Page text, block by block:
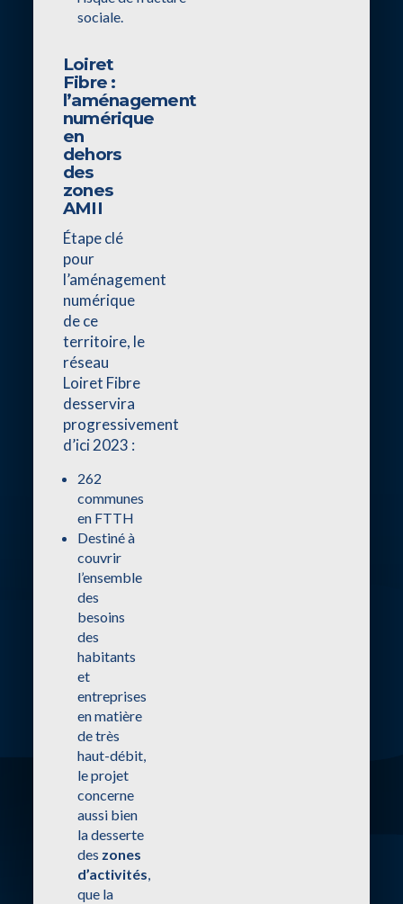
sociale.
Loiret
Fibre :
l’aménagement
numérique
en
dehors
des
zones
AMII
Étape clé
pour
l’aménagement
numérique
de ce
territoire, le
réseau
Loiret Fibre
desservira
progressivement
d’ici 2023 :
262
communes
en FTTH
Destiné à
couvrir
l’ensemble
des
besoins
des
habitants
et
entreprises
en matière
de très
haut-débit,
le projet
concerne
aussi bien
la desserte
des zones
d’activités,
que la